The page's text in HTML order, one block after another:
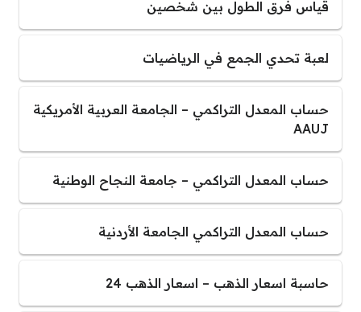
قياس فرق الطول بين شخصين
لعبة تحدي الجمع في الرياضيات
حساب المعدل التراكمي – الجامعة العربية الأمريكية
AAUJ
حساب المعدل التراكمي – جامعة النجاح الوطنية
حساب المعدل التراكمي الجامعة الأردنية
حاسبة اسعار الذهب – اسعار الذهب 24